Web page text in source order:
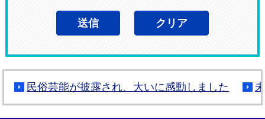
民俗芸能が披露され、大いに感動しました